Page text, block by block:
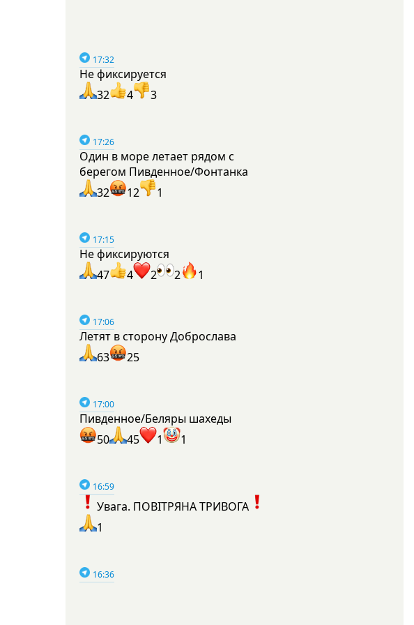
17:32
Не фиксируется
32
4 3
17:26
Один в море летает рядом с
берегом Пивденное/Фонтанка
32
12 1
17:15
Не фиксируются
47
4 2 2 1
17:06
Летят в сторону Доброслава
63
25
17:00
Пивденное/Беляры шахеды
50
45 1 1
16:59
Увага. ПОВІТРЯНА ТРИВОГА
1
16:36